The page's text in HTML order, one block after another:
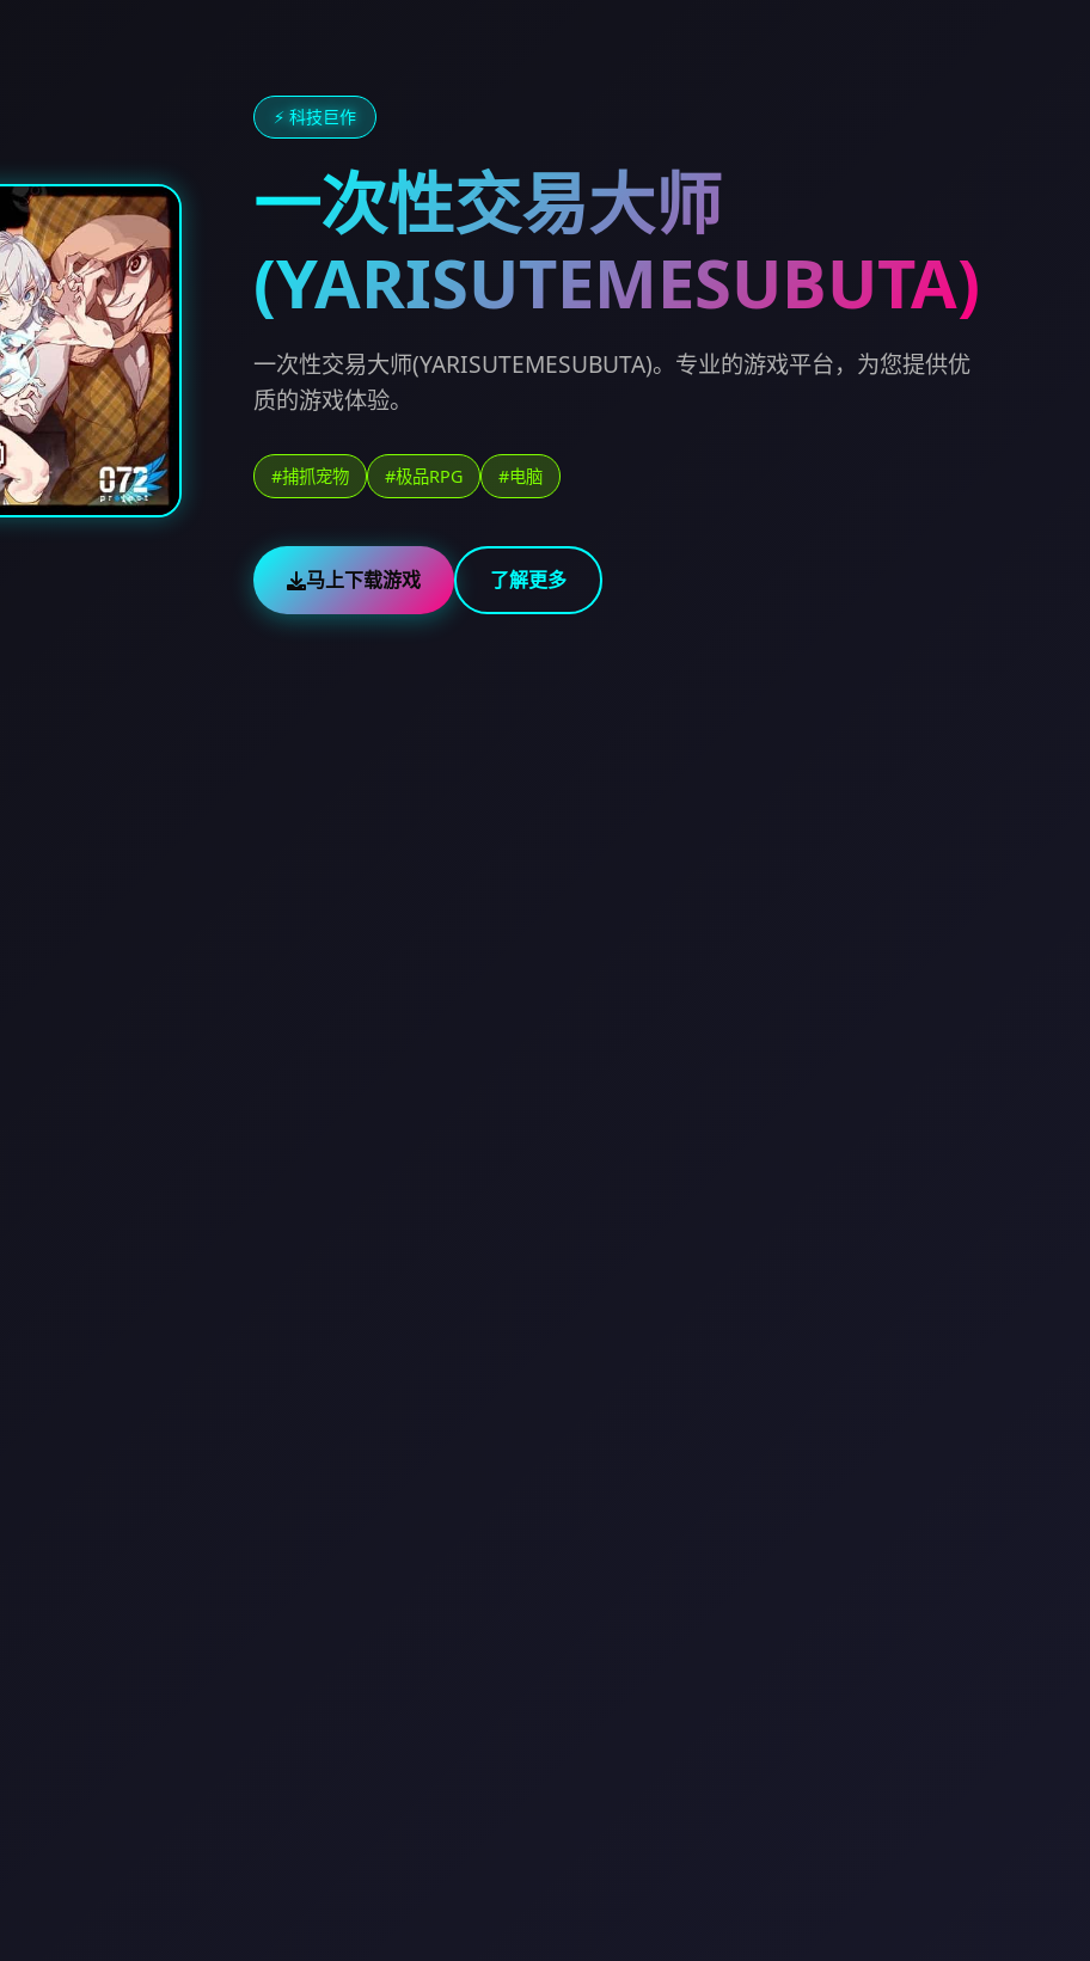
⚡ 科技巨作
一次性交易大师
(YARISUTEMESUBUTA)
一次性交易大师(YARISUTEMESUBUTA)。专业的游戏平台，为您提供优
质的游戏体验。
#捕抓宠物 #极品RPG #电脑
马上下载游戏 了解更多